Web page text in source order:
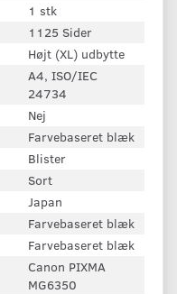
1 stk
1125 Sider
Højt (XL) udbytte
A4, ISO/IEC
24734
Nej
Farvebaseret blæk
Blister
Sort
Japan
Farvebaseret blæk
Farvebaseret blæk
Canon PIXMA
MG6350